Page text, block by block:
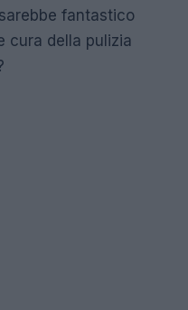
fantastico
cura della pulizia